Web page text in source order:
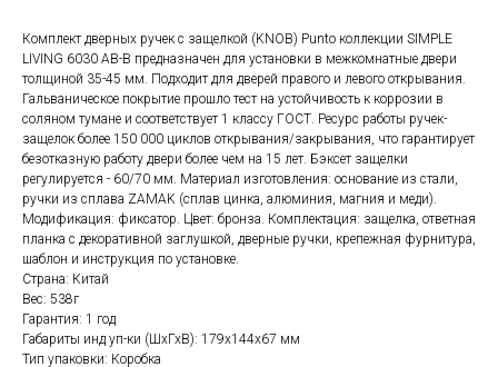
Комплект дверных ручек с защелкой (KNOB) Punto коллекции SIMPLE
LIVING 6030 AB-B предназначен для установки в межкомнатные двери
толщиной 35-45 мм. Подходит для дверей правого и левого открывания.
Гальваническое покрытие прошло тест на устойчивость к коррозии в
соляном тумане и соответствует 1 классу ГОСТ. Ресурс работы ручек-
защелок более 150 000 циклов открывания/закрывания, что гарантирует
безотказную работу двери более чем на 15 лет. Бэксет защелки
регулируется - 60/70 мм. Материал изготовления: основание из стали,
ручки из сплава ZAMAK (сплав цинка, алюминия, магния и меди).
Модификация: фиксатор. Цвет: бронза. Комплектация: защелка, ответная
планка с декоративной заглушкой, дверные ручки, крепежная фурнитура,
шаблон и инструкция по установке.
Страна: Китай
Вес: 538г
Гарантия: 1 год
Габариты инд уп-ки (ШхГхВ): 179x144x67 мм
Тип упаковки: Коробка